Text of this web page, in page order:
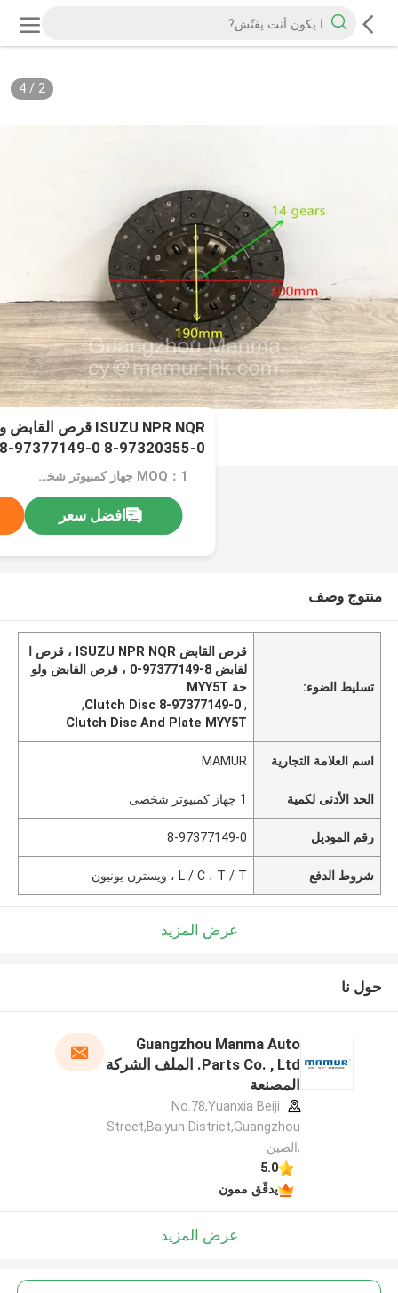
2
/
4
97377149-0 8-97320355-0
MOQ：1 جهاز كمبيوتر شخصى
افضل سعر
منتوج وصف
تسليط الضوء:
قرص القابض ISUZU NPR NQR ، قرص ا
لقابض 8-97377149-0 ، قرص القابض ولو
حة MYY5T
,
8-97377149-0 Clutch Disc
,
Clutch Disc And Plate MYY5T
اسم العلامة التجارية MAMUR
الحد الأدنى لكمية 1 جهاز كمبيوتر شخصى
رقم الموديل 8-97377149-0
شروط الدفع L / C ، T / T ، ويسترن يونيون
عرض المزيد
حول نا
Guangzhou Manma Auto
Parts Co. , Ltd. الملف الشركة
المصنعة
No.78,Yuanxia Beiji
Street,Baiyun District,Guangzhou
,الصين
5.0
يدقّق ممون
عرض المزيد